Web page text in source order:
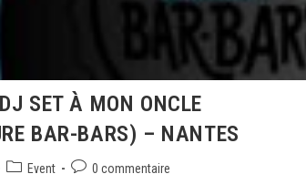
SET À MON ONCLE
BAR-BARS) – NANTES
Event 0 commentaire